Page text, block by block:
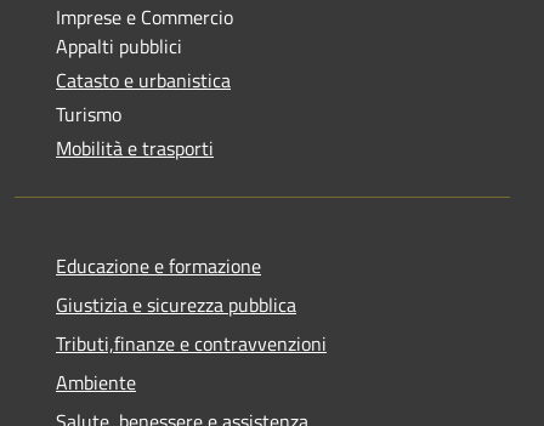
Imprese e Commercio
Appalti pubblici
Catasto e urbanistica
Turismo
Mobilità e trasporti
Educazione e formazione
Giustizia e sicurezza pubblica
Tributi,finanze e contravvenzioni
Ambiente